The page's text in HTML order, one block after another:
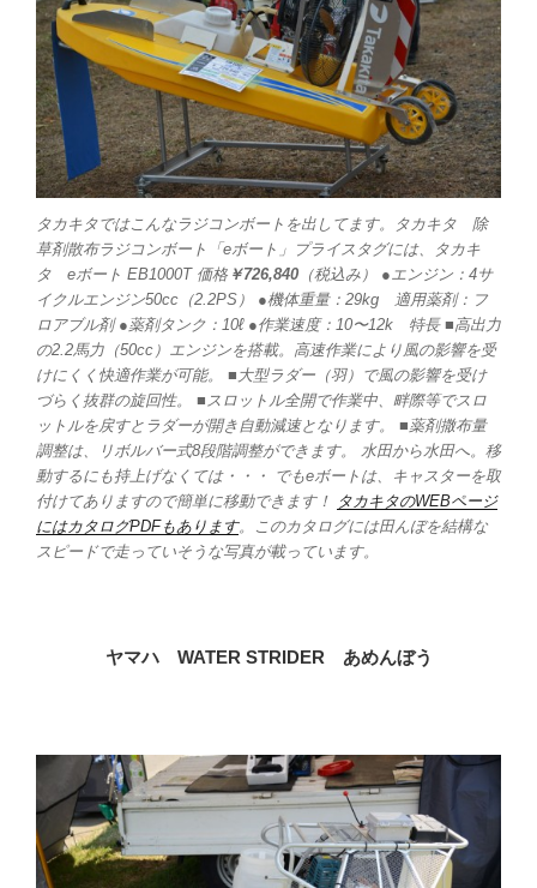
タカキタではこんなラジコンボートを出してます。タカキタ 除
草剤散布ラジコンボート「eボート」プライスタグには、タカキ
タ eボート EB1000T 価格 ￥726,840 （税込み） ●エンジン：4サ
イクルエンジン50cc（2.2PS） ●機体重量：29kg 適用薬剤：フ
ロアブル剤 ●薬剤タンク：10ℓ ●作業速度：10〜12k 特長 ■高出力
の2.2馬力（50cc）エンジンを搭載。高速作業により風の影響を受
けにくく快適作業が可能。 ■大型ラダー（羽）で風の影響を受け
づらく抜群の旋回性。 ■スロットル全開で作業中、畔際等でスロ
ットルを戻すとラダーが開き自動減速となります。 ■薬剤撒布量
調整は、リボルバー式8段階調整ができます。 水田から水田へ。移
動するにも持上げなくては・・・ でもeボートは、キャスターを取
付けてありますので簡単に移動できます！
タカキタのWEBページ
にはカタログPDFもあります。このカタログには田んぼを結構な
スピードで走っていそうな写真が載っています。
ヤマハ WATER STRIDER あめんぼう